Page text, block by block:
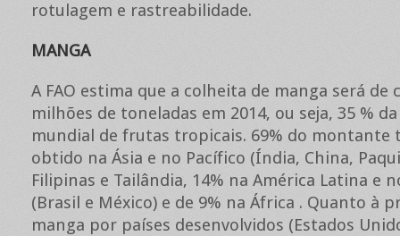
rotulagem e rastreabilidade.
MANGA
A FAO estima que a colheita de manga será de
milhões de toneladas em 2014, ou seja, 35 %
mundial de frutas tropicais. 69% do montante
obtido na Ásia e no Pacífico (Índia, China,
Filipinas e Tailândia, 14% na América Latina e
(Brasil e México) e de 9% na África . Quanto à
manga por países desenvolvidos (Estados